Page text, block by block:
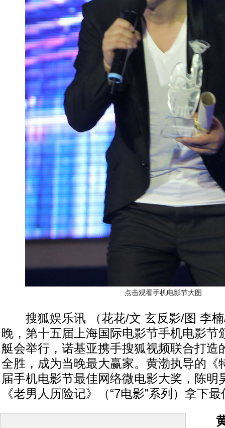
点击观看手机电影节大图
搜狐娱乐讯 （花花/文 玄反影/图 李楠
晚，第十五届上海国际电影节手机电影节
艇会举行，诺基亚携手搜狐视频联合打造
全胜，成为当晚最大赢家。黄渤执导的《
届手机电影节最佳网络微电影大奖，陈明
《老男人历险记》（“7电影”系列）拿下
黄